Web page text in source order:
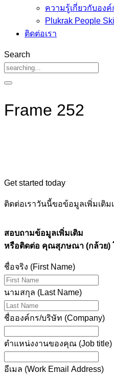
ความรู้เกี่ยวกับอง
Plukrak People
ติดต่อเรา
Search
Frame 252
Get started today
ติดต่อเราวันนี้ขอข้อมูลเพิ่มเติ
สอบถามข้อมูลเพิ่มเติม
หรือติดต่อ คุณสุภษณา (กล้วย)
ชื่อจริง (First Name)
นามสกุล (Last Name)
ชื่อองค์กร/บริษัท (Company)
ตำแหน่งงานของคุณ (Job title)
อีเมล (Work Email Address)